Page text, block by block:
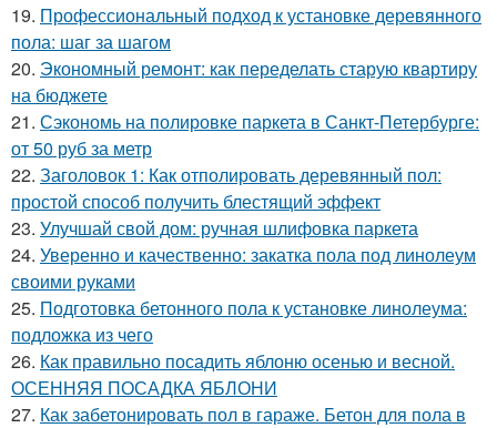
19. Профессиональный подход к установке деревянного
пола: шаг за шагом
20. Экономный ремонт: как переделать старую квартиру
на бюджете
21. Сэкономь на полировке паркета в Санкт-Петербурге:
от 50 руб за метр
22. Заголовок 1: Как отполировать деревянный пол:
простой способ получить блестящий эффект
23. Улучшай свой дом: ручная шлифовка паркета
24. Уверенно и качественно: закатка пола под линолеум
своими руками
25. Подготовка бетонного пола к установке линолеума:
подложка из чего
26. Как правильно посадить яблоню осенью и весной.
ОСЕННЯЯ ПОСАДКА ЯБЛОНИ
27. Как забетонировать пол в гараже. Бетон для пола в